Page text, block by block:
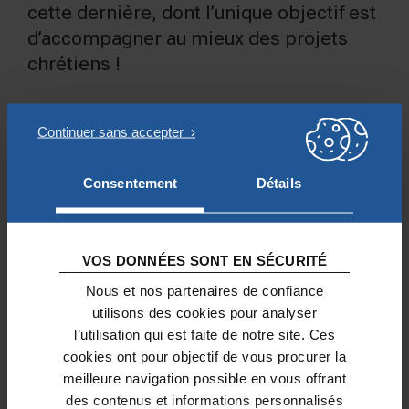
Consentement Détails
VOS DONNÉES SONT EN SÉCURITÉ
Nous et nos partenaires de confiance
utilisons des cookies pour analyser
l’utilisation qui est faite de notre site. Ces
cookies ont pour objectif de vous procurer la
meilleure navigation possible en vous offrant
des contenus et informations personnalisés
cette dernière, dont l’unique objectif est
d’accompagner au mieux des projets
chrétiens !
DES FONDATIONS ABRITÉES
À PARIS OU EN DEHORS
Fondation Notre Dame a élargi son objet
aux initiatives non parisiennes.
Certaines fondations faisant appel
public à la générosité ainsi que des
fondations familiales mettent ainsi en
œuvre des projets dans toute la France,